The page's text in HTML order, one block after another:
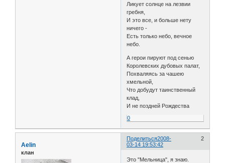
Ликует солнце на лезвии
гребня,
И это все, и больше нету
ничего -
Есть только небо, вечное
небо.
А герои пируют под сенью
Королевских дубовых палат,
Похваляясь за чашею
хмельной,
Что добудут таинственный
клад,
И не поздней Рождества
0
Поделиться 2
2008-
03-14 19:53:42
Aelin
клан
Это "Мельница", я знаю.